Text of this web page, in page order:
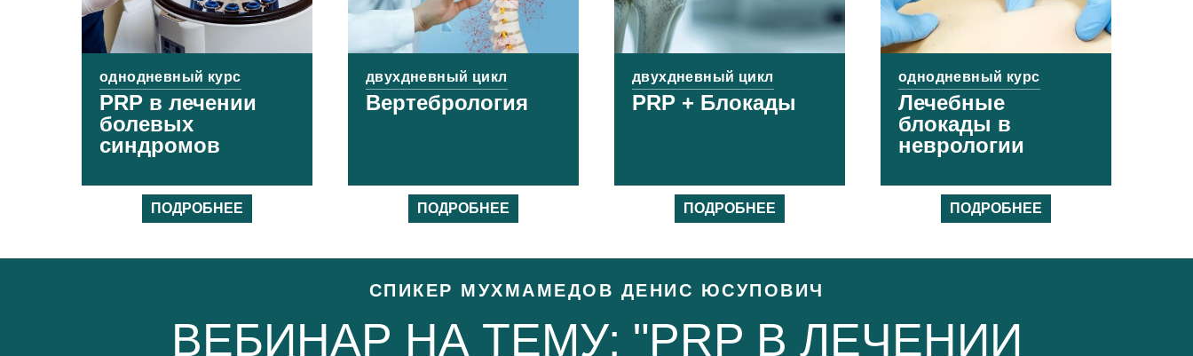
однодневный курс
PRP в лечении
болевых
синдромов
ПОДРОБНЕЕ
двухдневный цикл
Вертебрология
ПОДРОБНЕЕ
двухдневный цикл
PRP + Блокады
ПОДРОБНЕЕ
однодневный курс
Лечебные
блокады в
неврологии
ПОДРОБНЕЕ
СПИКЕР МУХМАМЕДОВ ДЕНИС ЮСУПОВИЧ
ВЕБИНАР НА ТЕМУ: "PRP В ЛЕЧЕНИИ